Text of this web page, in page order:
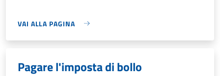
VAI ALLA PAGINA
Pagare l'imposta di bollo